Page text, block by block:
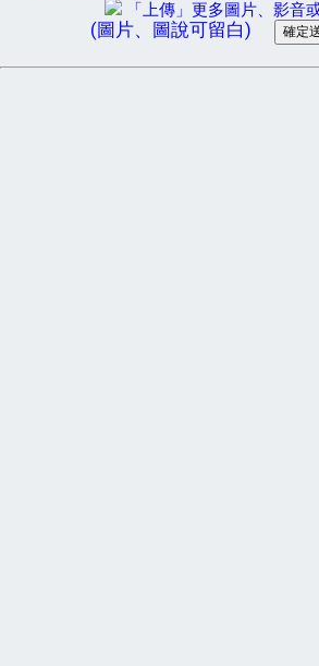
「上傳」更多圖片、影音
(圖片、圖說可留白)